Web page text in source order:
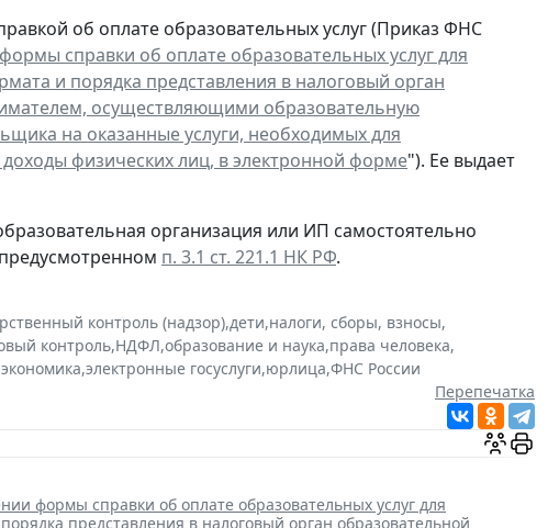
об оплате образовательных услуг (Приказ ФНС
справки об оплате образовательных услуг для
и порядка представления в налоговый орган
осуществляющими образовательную
на оказанные услуги, необходимых для
физических лиц, в электронной форме"). Ее выдает
организация или ИП самостоятельно
п. 3.1 ст. 221.1 НК РФ.
контроль (надзор),дети,налоги, сборы, взносы,
контроль,НДФЛ,образование и наука,права человека,
экономика,электронные госуслуги,юрлица,ФНС России
Перепечатка
формы справки об оплате образовательных услуг для
представления в налоговый орган образовательной